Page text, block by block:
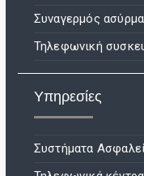
Συναγερμός
Τηλεφωνική
Υπηρεσίες
Συστήματα